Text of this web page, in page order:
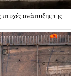
πτυχές ανάπτυξης της